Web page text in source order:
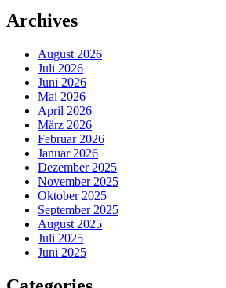
Archives
August 2026
Juli 2026
Juni 2026
Mai 2026
April 2026
März 2026
Februar 2026
Januar 2026
Dezember 2025
November 2025
Oktober 2025
September 2025
August 2025
Juli 2025
Juni 2025